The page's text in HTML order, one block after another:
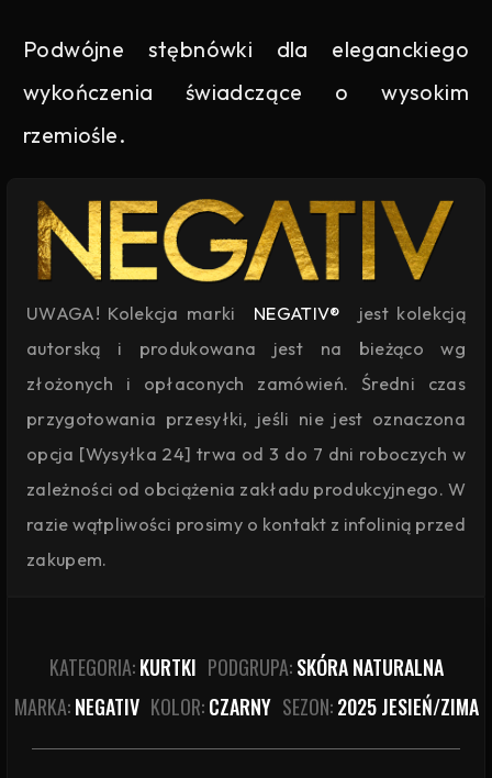
Podwójne stębnówki dla eleganckiego
wykończenia świadczące o wysokim
rzemiośle.
UWAGA! Kolekcja marki NEGATIV®
jest kolekcją
autorską i produkowana jest na bieżąco wg
złożonych i opłaconych zamówień. Średni czas
przygotowania przesyłki, jeśli nie jest oznaczona
opcja [Wysyłka 24] trwa od 3 do 7 dni roboczych w
zależności od obciążenia zakładu produkcyjnego. W
razie wątpliwości prosimy o kontakt z infolinią przed
zakupem.
KATEGORIA:KURTKI PODGRUPA:SKÓRA NATURALNA
MARKA:NEGATIV KOLOR:CZARNY SEZON:2025 JESIEŃ/ZIMA